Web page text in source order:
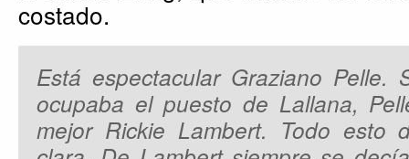
costado.
Está espectacular Graziano Pelle.
ocupaba el puesto de Lallana,
mejor Rickie Lambert. Todo esto